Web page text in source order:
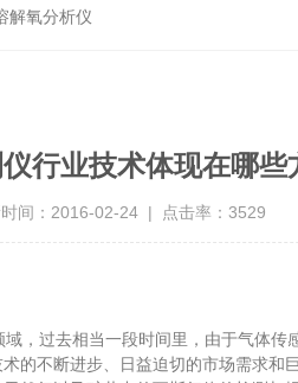
解氧分析仪
行业技术体现在哪些
时间：2016-02-24 | 点击率：3529
过去相当一段时间里，由于气体
的不断进步、日益迫切的市场需求和